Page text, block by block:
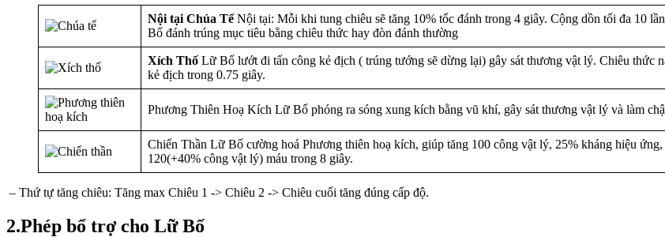
Nội tại Chúa TểNội tại: Mỗi khi tung chiêu sẽ tăng 10% tốc đánh trong 4 giây. Cộng dồn tối đa 10
Bố đánh trúng mục tiêu bằng chiêu thức hay đòn đánh thường
Xích Thố Lữ Bố lướt đi tấn công kẻ địch ( trúng tướng sẽ dừng lại) gây sát thương vật lý. Chiêu thức
kẻ địch trong 0.75 giây.
Phương Thiên Hoạ Kích Lữ Bố phóng ra sóng xung kích bằng vũ khí, gây sát thương vật lý và làm
Chiến Thần Lữ Bố cường hoá Phương thiên hoạ kích, giúp tăng 100 công vật lý, 25% kháng hiệu
120(+40% công vật lý) máu trong 8 giây.
– Thứ tự tăng chiêu: Tăng max Chiêu 1 -> Chiêu 2 -> Chiêu cuối tăng đúng cấp độ.
2.Phép bổ trợ cho Lữ Bố